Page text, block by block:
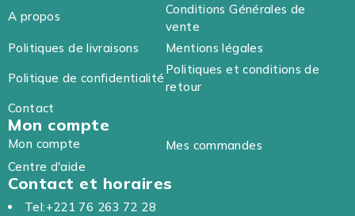
A propos
Conditions Générales de
vente
Politiques de livraisons
Mentions légales
Politique de confidentialité
Politiques et conditions de
retour
Contact
Mon compte
Mon compte
Mes commandes
Centre d'aide
Contact et horaires
Tel:+221 76 263 72 28